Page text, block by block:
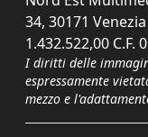
34, 30171
1.432.522,00 C.F.
I diritti delle
espressamente
mezzo e